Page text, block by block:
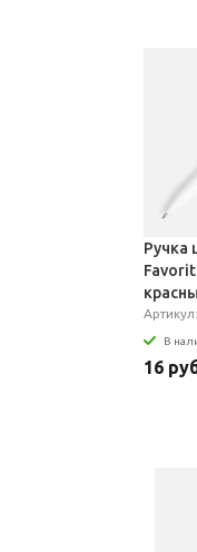
Ручка
В
16